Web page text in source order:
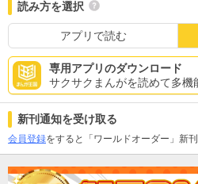
読み方を選択
アプリで読む
専用アプリのダウンロード
サクサクまんがを読めて多機
新刊通知を受け取る
会員登録をすると「ワールドオーダー」新